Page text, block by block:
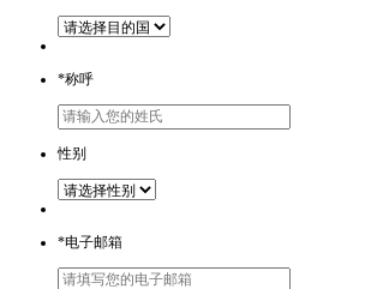
*称呼
性别
*电子邮箱